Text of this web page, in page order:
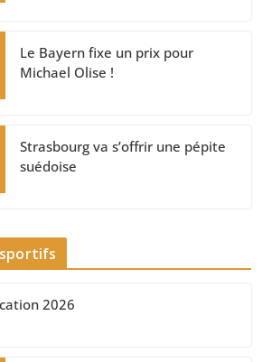
Le Bayern fixe un prix pour
Michael Olise !
Strasbourg va s’offrir une pépite
suédoise
2026